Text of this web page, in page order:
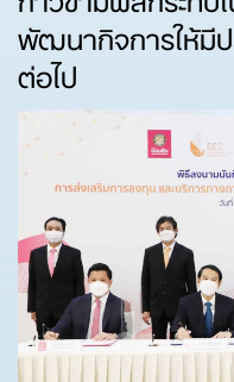
พัฒนากิจการให้มีป
ต่อไป